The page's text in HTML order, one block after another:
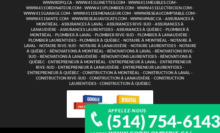
APPELEZ-NOUS
(514) 754-6143
WWW.RDPQ.CA- WWW.411LUNETTES.COM - WWW.411MEUBLES.COM -
WWW.411ORDINATEUR.COM - WWW.411PLOMBIER.COM - WWW.411ELECTRICIEN.COM -
WWW.411GARAGE.COM - WWW.411DEMENAGEUR.COM - WWW.RESEAUCOMPTABLE.COM -
WWW.411SANTE.COM - WWW.RESEAUAVOCATS.COM - WWW.HPABC.CA - ASSURANCES À
MONTRÉAL - ASSURANCES À LAVAL - ASSURANCES RIVE-SUD - ASSURANCES À
LANAUDIÈRE - ASSURANCES LAURENTIDES - ASSURANCES À QUÉBEC - PLOMBIER À
MONTRÉAL - PLOMBIER À LAVAL - PLOMBIER RIVE-SUD - PLOMBIER À LANAUDIÈRE -
PLOMBIER LAURENTIDES - PLOMBIER À QUÉBEC - NOTAIRE À MONTRÉAL - NOTAIRE À
LAVAL- NOTAIRE RIVE-SUD- NOTAIRE À LANAUDIÈRE- NOTAIRE LAURENTIDES- NOTAIRE
À QUÉBEC- RÉNOVATIONS À MONTRÉAL- RÉNOVATIONS À LAVAL- RÉNOVATIONS RIVE-
SUD - RÉNOVATIONS À LANAUDIÈRE - RÉNOVATIONS LAURENTIDES - RÉNOVATIONS À
QUÉBEC - ENTREPRENEUR À MONTRÉAL - ENTREPRENEUR À LAVAL - ENTREPRENEUR
RIVE-SUD - ENTREPRENEUR À LANAUDIÈRE - ENTREPRENEUR LAURENTIDES -
ENTREPRENEUR À QUÉBEC - CONSTRUCTION À MONTRÉAL - CONSTRUCTION À LAVAL -
CONSTRUCTION RIVE-SUD - CONSTRUCTION À LANAUDIÈRE - CONSTRUCTION
LAURENTIDES - CONSTRUCTION À QUÉBEC